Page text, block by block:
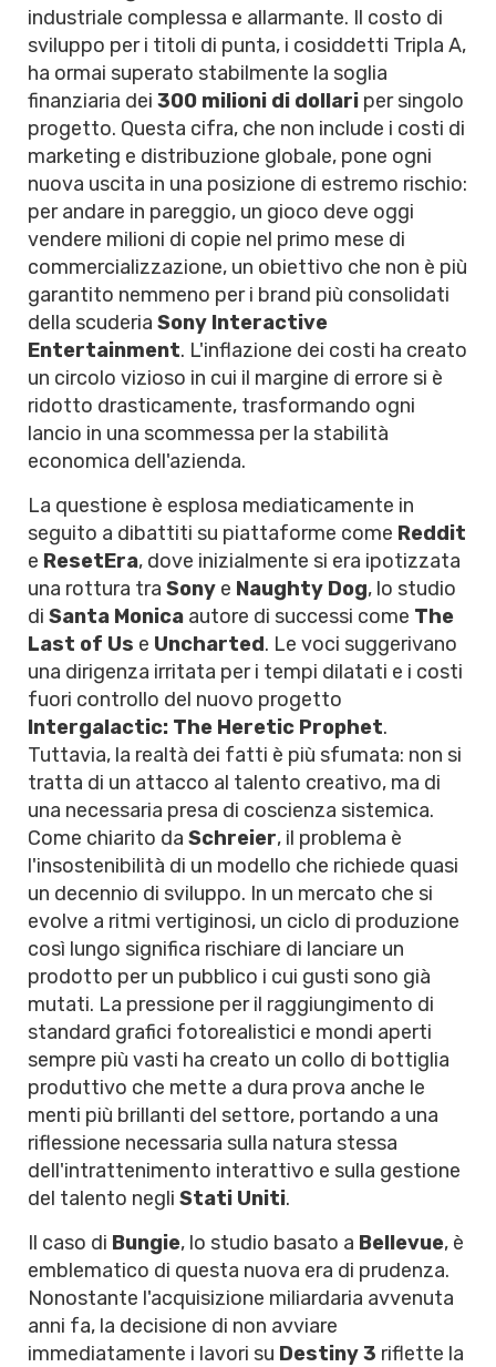
industriale complessa e allarmante. Il costo di
sviluppo per i titoli di punta, i cosiddetti Tripla A,
ha ormai superato stabilmente la soglia
finanziaria dei 300 milioni di dollari per singolo
progetto. Questa cifra, che non include i costi di
marketing e distribuzione globale, pone ogni
nuova uscita in una posizione di estremo rischio:
per andare in pareggio, un gioco deve oggi
vendere milioni di copie nel primo mese di
commercializzazione, un obiettivo che non è più
garantito nemmeno per i brand più consolidati
della scuderia Sony Interactive
Entertainment. L'inflazione dei costi ha creato
un circolo vizioso in cui il margine di errore si è
ridotto drasticamente, trasformando ogni
lancio in una scommessa per la stabilità
economica dell'azienda.
La questione è esplosa mediaticamente in
seguito a dibattiti su piattaforme come Reddit
e ResetEra, dove inizialmente si era ipotizzata
una rottura tra Sony e Naughty Dog, lo studio
di Santa Monica autore di successi come The
Last of Us e Uncharted. Le voci suggerivano
una dirigenza irritata per i tempi dilatati e i costi
fuori controllo del nuovo progetto
Intergalactic: The Heretic Prophet.
Tuttavia, la realtà dei fatti è più sfumata: non si
tratta di un attacco al talento creativo, ma di
una necessaria presa di coscienza sistemica.
Come chiarito da Schreier, il problema è
l'insostenibilità di un modello che richiede quasi
un decennio di sviluppo. In un mercato che si
evolve a ritmi vertiginosi, un ciclo di produzione
così lungo significa rischiare di lanciare un
prodotto per un pubblico i cui gusti sono già
mutati. La pressione per il raggiungimento di
standard grafici fotorealistici e mondi aperti
sempre più vasti ha creato un collo di bottiglia
produttivo che mette a dura prova anche le
menti più brillanti del settore, portando a una
riflessione necessaria sulla natura stessa
dell'intrattenimento interattivo e sulla gestione
del talento negli Stati Uniti.
Il caso di Bungie, lo studio basato a Bellevue, è
emblematico di questa nuova era di prudenza.
Nonostante l'acquisizione miliardaria avvenuta
anni fa, la decisione di non avviare
immediatamente i lavori su Destiny 3 riflette la